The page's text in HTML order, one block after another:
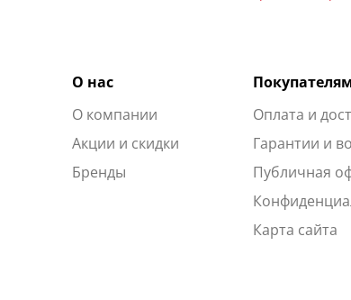
О нас
О компании
Акции и скидки
Бренды
Оплата и
Гарантии и
Публичная
Карта сайта